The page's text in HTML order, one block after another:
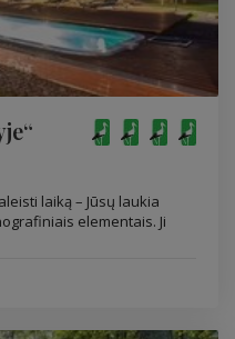
laiką – Jūsų laukia
elementais. Ji